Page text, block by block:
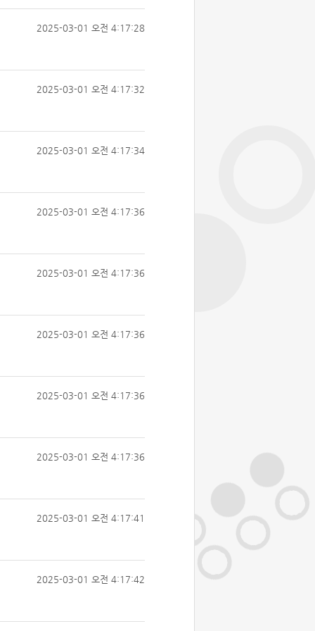
2025-03-01 오전 4:17:28
2025-03-01 오전 4:17:32
2025-03-01 오전 4:17:34
2025-03-01 오전 4:17:36
2025-03-01 오전 4:17:36
2025-03-01 오전 4:17:36
2025-03-01 오전 4:17:36
2025-03-01 오전 4:17:36
2025-03-01 오전 4:17:41
2025-03-01 오전 4:17:42